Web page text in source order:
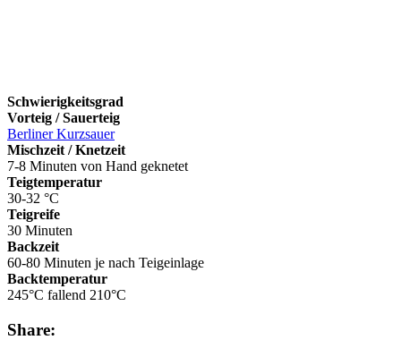
Schwierigkeitsgrad
Vorteig / Sauerteig
Berliner Kurzsauer
Mischzeit / Knetzeit
7-8 Minuten von Hand geknetet
Teigtemperatur
30-32 °C
Teigreife
30 Minuten
Backzeit
60-80 Minuten je nach Teigeinlage
Backtemperatur
245°C fallend 210°C
Share: